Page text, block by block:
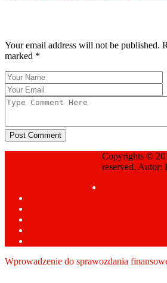
Your email address will not be published.
marked *
Post Comment
Copyrights ©
reserved. Autor:
Wprowadzenie do sprawozdania